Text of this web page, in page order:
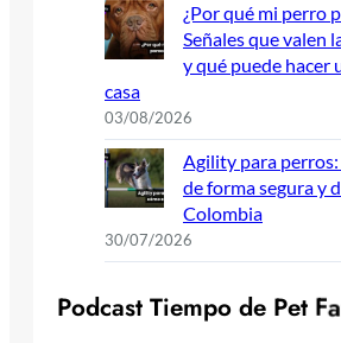
¿Por qué mi perro
Señales que valen
y qué puede hacer
casa
03/08/2026
Agility para
de forma segura y
Colombia
30/07/2026
Podcast Tiempo de Pet Fa